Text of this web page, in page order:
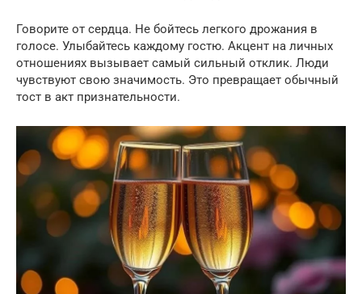
Говорите от сердца. Не бойтесь легкого дрожания в
голосе. Улыбайтесь каждому гостю. Акцент на личных
отношениях вызывает самый сильный отклик. Люди
чувствуют свою значимость. Это превращает обычный
тост в акт признательности.